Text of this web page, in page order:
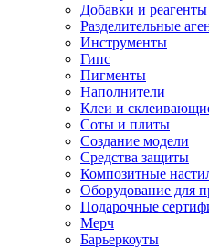
Добавки и реагенты
Разделительные
Инструменты
Гипс
Пигменты
Наполнители
Клеи и
Соты и плиты
Создание модели
Средства защиты
Композитные
Оборудование для
Подарочные
Мерч
Барьеркоуты